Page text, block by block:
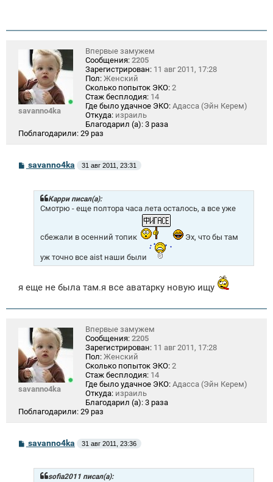
savanno4ka
Впервые замужем
Сообщения: 2205
Зарегистрирован: 11 авг 2011, 17:28
Пол: Женский
Сколько попыток ЭКО: 2
Стаж бесплодия: 14
Где было удачное ЭКО: Адасса (Эйн Керем)
Откуда: израиль
Благодарил (а): 3 раза
Поблагодарили: 29 раз
Сsavanno4ka 31 авг 2011, 23:31
Карри писал(а):
Смотрю - еще полтора часа лета осталось, а все уже
сбежали в осенний топик Эх, что бы там
уж точно все aist наши были
я еще не была там.я все аватарку новую ищу
savanno4ka
Впервые замужем
Сообщения: 2205
Зарегистрирован: 11 авг 2011, 17:28
Пол: Женский
Сколько попыток ЭКО: 2
Стаж бесплодия: 14
Где было удачное ЭКО: Адасса (Эйн Керем)
Откуда: израиль
Благодарил (а): 3 раза
Поблагодарили: 29 раз
С
о
savanno4ka 31 авг 2011, 23:36
sofia2011 писал(а):